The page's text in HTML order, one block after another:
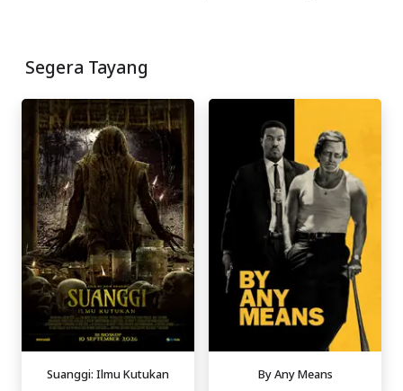
Segera Tayang
Suanggi: Ilmu Kutukan By Any Means